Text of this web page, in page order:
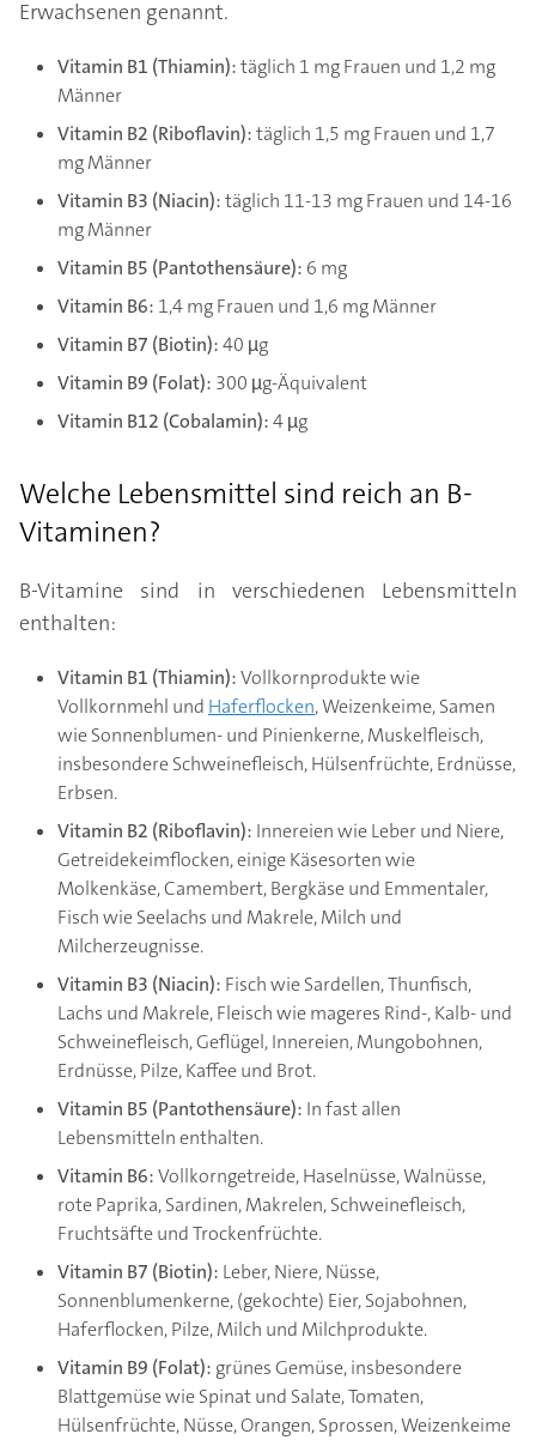
Erwachsenen genannt.
Vitamin B1 (Thiamin):täglich 1 mg Frauen und 1,2 mg
Männer
Vitamin B2 (Riboflavin):täglich 1,5 mg Frauen und 1,7
mg Männer
Vitamin B3 (Niacin):täglich 11-13 mg Frauen und 14-16
mg Männer
Vitamin B5 (Pantothensäure): 6 mg
Vitamin B6: 1,4 mg Frauen und 1,6 mg Männer
Vitamin B7 (Biotin):40 µg
Vitamin B9 (Folat): 300 µg-Äqui­va­lent
Vitamin B12 (Cobalamin):4 µg
Welche Lebensmittel sind reich an B-
Vitaminen?
B-Vitamine sind in verschiedenen Lebensmitteln
enthalten:
Vitamin B1 (Thiamin):Vollkornprodukte wie
Vollkornmehl und Haferflocken, Weizenkeime, Samen
wie Sonnenblumen- und Pinienkerne, Muskelfleisch,
insbesondere Schweinefleisch, Hülsenfrüchte, Erdnüsse,
Erbsen.
Vitamin B2 (Riboflavin): Innereien wie Leber und Niere,
Getreidekeimflocken, einige Käsesorten wie
Molkenkäse, Camembert, Bergkäse und Emmentaler,
Fisch wie Seelachs und Makrele, Milch und
Milcherzeugnisse.
Vitamin B3 (Niacin): Fisch wie Sardellen, Thunfisch,
Lachs und Makrele, Fleisch wie mageres Rind-, Kalb- und
Schweinefleisch, Geflügel, Innereien, Mungobohnen,
Erdnüsse, Pilze, Kaffee und Brot.
Vitamin B5 (Pantothensäure): In fast allen
Lebensmitteln enthalten.
Vitamin B6:Vollkorngetreide, Haselnüsse, Walnüsse,
rote Paprika, Sardinen, Makrelen, Schweinefleisch,
Fruchtsäfte und Trockenfrüchte.
Vitamin B7 (Biotin): Leber, Niere, Nüsse,
Sonnenblumenkerne, (gekochte) Eier, Sojabohnen,
Haferflocken, Pilze, Milch und Milchprodukte.
Vitamin B9 (Folat): grünes Gemüse, insbesondere
Blattgemüse wie Spinat und Salate, Tomaten,
Hülsenfrüchte, Nüsse, Orangen, Sprossen, Weizenkeime